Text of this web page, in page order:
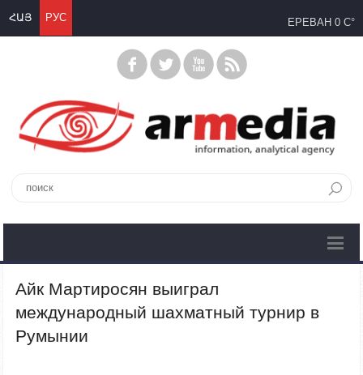
ՀԱՅ РУС ЕРЕВАН 0 C°
Айк Мартиросян выиграл
международный шахматный турнир в
Румынии